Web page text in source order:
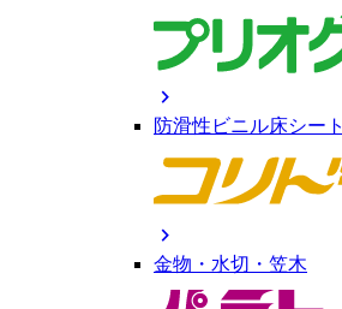
chevron_right
防滑性ビニル床シート
chevron_right
金物・水切・笠木